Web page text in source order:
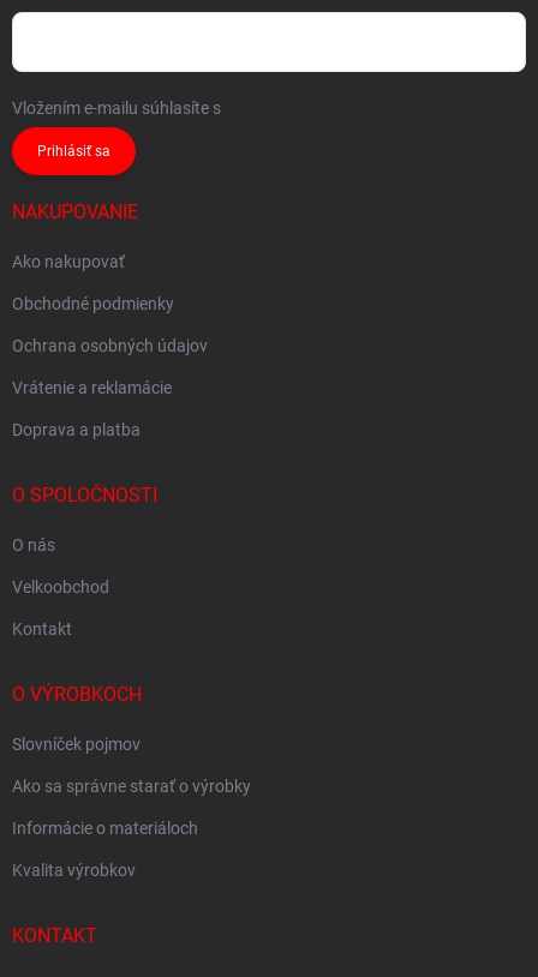
Vložením e-mailu súhlasíte s
Prihlásiť sa
NAKUPOVANIE
Ako nakupovať
Obchodné podmienky
Ochrana osobných údajov
Vrátenie a reklamácie
Doprava a platba
O SPOLOČNOSTI
O nás
Velkoobchod
Kontakt
O VÝROBKOCH
Slovníček pojmov
Ako sa správne starať o výrobky
Informácie o materiáloch
Kvalita výrobkov
KONTAKT